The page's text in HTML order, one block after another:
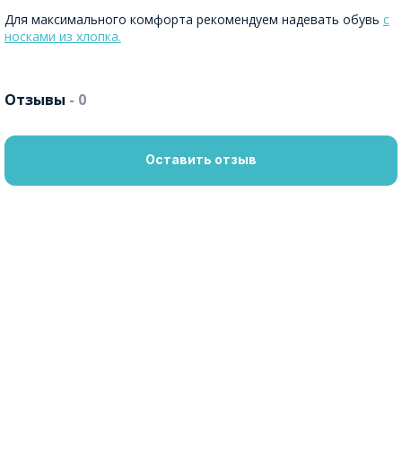
Для максимального комфорта рекомендуем надевать обувь с
носками из хлопка.
Отзывы - 0
Оставить отзыв